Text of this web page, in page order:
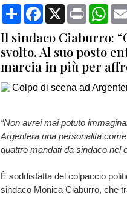
CondividiFacebook
X Print
Il sindaco Ciaburro:
svolto. Al suo posto
marcia in più per
“Non avrei mai potuto
Argentera una personalità
quattro mandati da sindaco nel
È soddisfatta del colpaccio
sindaco Monica Ciaburro, che